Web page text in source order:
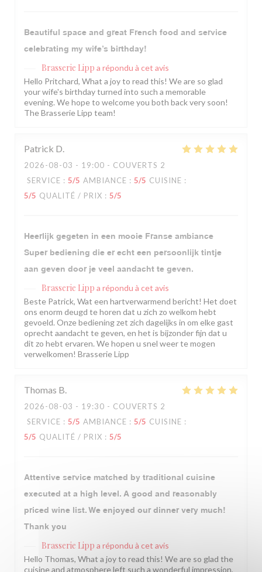
Beautiful space and great French food and service
celebrating my wife’s birthday!
Brasserie Lipp a répondu à cet avis
Hello Pritchard, What a joy to read this! We are so glad
your wife's birthday turned into such a memorable
evening. We hope to welcome you both back very soon!
The Brasserie Lipp team!
Patrick D
2026-08-03 - 19:00 - COUVERTS 2
SERVICE : 5/5 AMBIANCE : 5/5 CUISINE :
5/5 QUALITÉ / PRIX : 5/5
Heerlijk gegeten in een mooie Franse ambiance
Super bediening die er echt een persoonlijk tintje
aan geven door je veel aandacht te geven.
Brasserie Lipp a répondu à cet avis
Beste Patrick, Wat een hartverwarmend bericht! Het doet
ons enorm deugd te horen dat u zich zo welkom hebt
gevoeld. Onze bediening zet zich dagelijks in om elke gast
oprecht aandacht te geven, en het is bijzonder fijn dat u
dit zo hebt ervaren. We hopen u snel weer te mogen
verwelkomen! Brasserie Lipp
Thomas B
2026-08-03 - 19:30 - COUVERTS 2
SERVICE : 5/5 AMBIANCE : 5/5 CUISINE :
5/5 QUALITÉ / PRIX : 5/5
Attentive service matched by traditional cuisine
executed at a high level. A good and reasonably
priced wine list. We enjoyed our dinner very much!
Thank you
Brasserie Lipp a répondu à cet avis
Hello Thomas, What a joy to read this! We are so glad the
cuisine and atmosphere left such a wonderful impression,